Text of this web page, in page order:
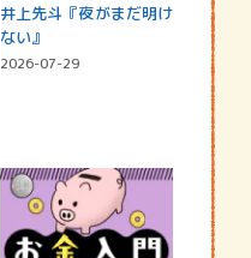
井上先斗『夜がまだ明け
ない』
2026-07-29